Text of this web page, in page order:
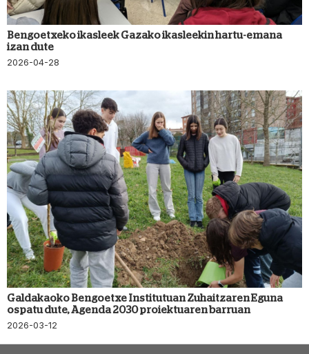
Bengoetxeko ikasleek Gazako ikasleekin hartu-emana
izan dute
2026-04-28
Galdakaoko Bengoetxe Institutuan Zuhaitzaren Eguna
ospatu dute, Agenda 2030 proiektuaren barruan
2026-03-12